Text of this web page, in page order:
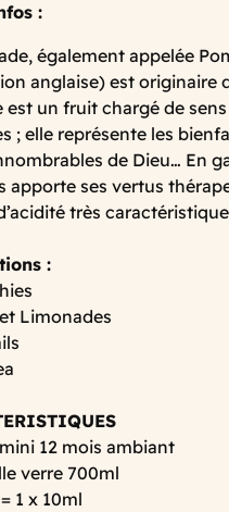
:
également appelée
anglaise) est originaire
est un fruit chargé de
; elle représente les
de Dieu… En
apporte ses vertus
très
:
Limonades
12 mois ambiant
verre 700ml
1 x 10ml